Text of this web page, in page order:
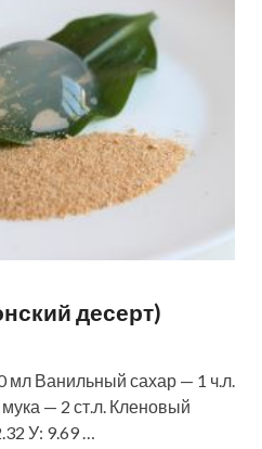
десерт)
Ванильный сахар — 1 ч.л.
— 2 ст.л. Кленовый
У: 9.69 …